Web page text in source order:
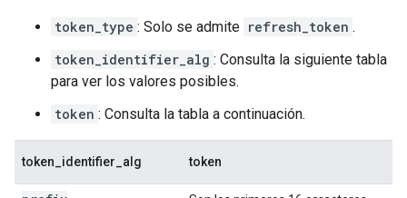
token_type : Solo se admite refresh_token .
token_identifier_alg : Consulta la siguiente tabla
para ver los valores posibles.
token : Consulta la tabla a continuación.
token_identifier_alg token